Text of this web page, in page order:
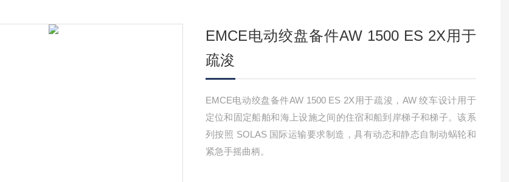
EMCE电动绞盘备件AW 1500 ES 2X用于
疏浚
EMCE电动绞盘备件AW 1500 ES 2X用于疏浚，AW 绞车设计用于
定位和固定船舶和海上设施之间的住宿和船到岸梯子和梯子。该系
列按照 SOLAS 国际运输要求制造，具有动态和静态自制动蜗轮和
紧急手摇曲柄。